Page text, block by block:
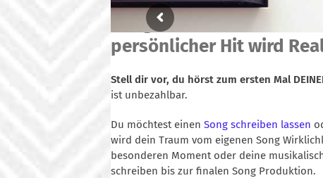
Song schreiben lassen
persönlicher Hit wird
Stell dir vor, du hörst zum ersten Mal
ist unbezahlbar.
Du möchtest einen Song schreiben lassen
wird dein Traum vom eigenen Song
besonderen Moment oder deine
schreiben bis zur finalen Song Produktion.